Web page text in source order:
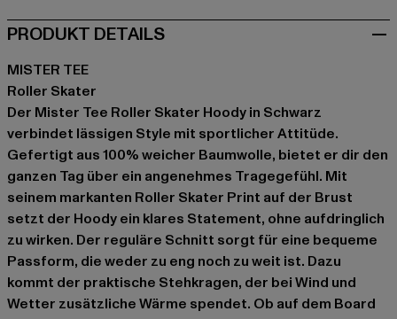
PRODUKT DETAILS
MISTER TEE
Roller Skater
Der Mister Tee Roller Skater Hoody in Schwarz
verbindet lässigen Style mit sportlicher Attitüde.
Gefertigt aus 100% weicher Baumwolle, bietet er dir den
ganzen Tag über ein angenehmes Tragegefühl. Mit
seinem markanten Roller Skater Print auf der Brust
setzt der Hoody ein klares Statement, ohne aufdringlich
zu wirken. Der reguläre Schnitt sorgt für eine bequeme
Passform, die weder zu eng noch zu weit ist. Dazu
kommt der praktische Stehkragen, der bei Wind und
Wetter zusätzliche Wärme spendet. Ob auf dem Board